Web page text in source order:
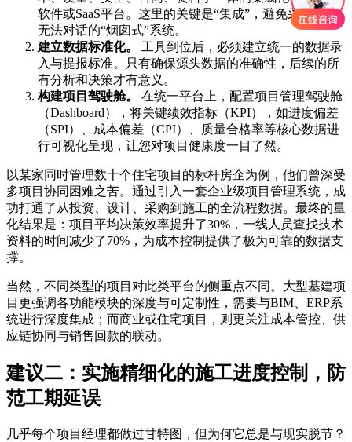
软件或SaaS平台。这里的关键是“集成”，避免采购多个
无法对话的“烟囱式”系统。
建立数据标准化。
工具到位后，必须建立统一的数据录
入与提报标准。只有确保源头数据的准确性，后续的所
有分析和决策才有意义。
构建项目驾驶舱。
在统一平台上，配置项目管理驾驶舱
（Dashboard），将关键绩效指标（KPI），如进度偏差
（SPI）、成本偏差（CPI）、质量合格率等核心数据进
行可视化呈现，让您对项目健康度一目了然。
以某家同时管理数十个住宅项目的标杆房企为例，他们曾深受
多项目协同困难之苦。通过引入一套企业级项目管理系统，成
功打通了从投资、设计、采购到施工的全流程数据。最终的量
化结果是：项目平均决策效率提升了30%，一线人员查找技术
资料的时间减少了70%，为成本控制提供了极为可靠的数据支
撑。
当然，不同类型的项目对此类平台的侧重点不同。大型基建项
目更强调各功能模块的深度与可定制性，需要与BIM、ERP系
统进行深度集成；而商业或住宅项目，则更关注成本管控、供
应链协同与销售回款的联动。
建议二：实施精细化的施工进度控制，防
范工期延误
几乎每个项目经理都做过甘特图，但为何它总是与现实脱节？